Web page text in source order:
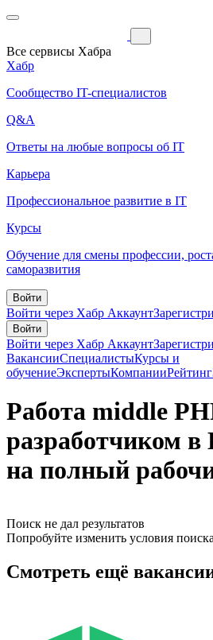
Все сервисы Хабра
Хабр
Сообщество IT-специалистов
Q&A
Ответы на любые вопросы об IT
Карьера
Профессиональное развитие в IT
Курсы
Обучение для смены профессии,
саморазвития
Войти
Войти через Хабр Аккаунт
Войти
Войти через Хабр Аккаунт
ВакансииСпециалистыКурсы и
обучениеЭкспертыКомпанииРейтинг
Работа middle
разработчиком в
на полный
Поиск не дал результатов
Попробуйте изменить условия
Смотреть ещё